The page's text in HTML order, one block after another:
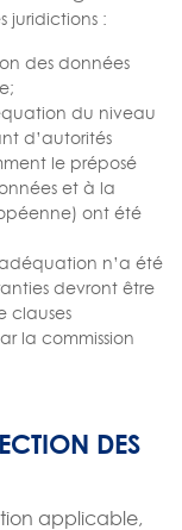
juridictions :
des données
du niveau
d’autorités
le préposé
et à la
ont été
n’a été
devront être
clauses
la commission
DES
applicable,